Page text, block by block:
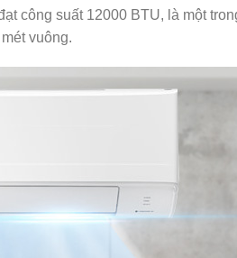
công suất 12000 BTU, là một
vuông.